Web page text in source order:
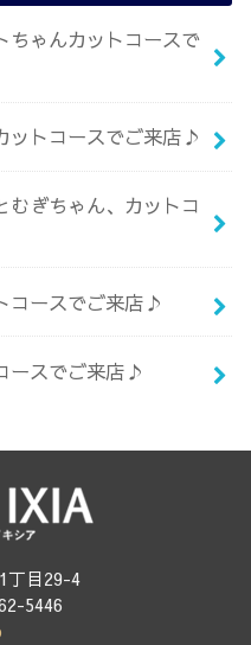
ちゃんカットコースで
ットコースでご来店♪
むぎちゃん、カットコ
コースでご来店♪
ースでご来店♪
丁目29-4
5446